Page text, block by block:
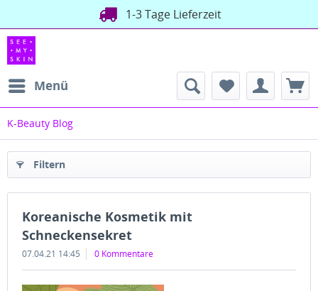
1-3 Tage Lieferzeit
Menü
K-Beauty Blog
Filtern
Koreanische Kosmetik mit
Schneckensekret
07.04.21 14:45 0 Kommentare